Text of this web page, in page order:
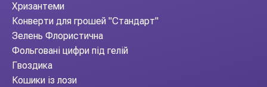
Хризантеми
Конверти для грошей "Стандарт"
Зелень Флористична
Фольговані цифри під гелій
Гвоздика
Кошики із лози